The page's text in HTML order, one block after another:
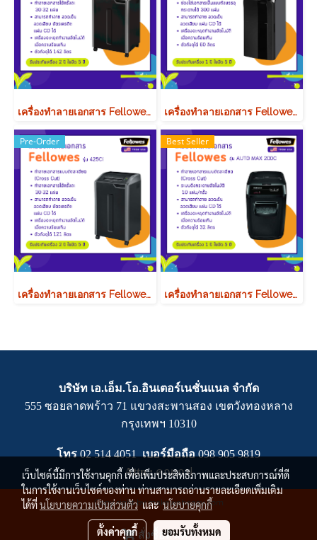
สั่งซื้อสินค้า
เครื่องทำลายเอกสาร Fellowes รุ่น 485Ci เครื่องทำลายเอกสาร Fellowes รุ่น AUTOMAX 350C (ทำลายแบบ AUTO)
Pre-Order
เครื่องทำลายเอกสาร Fellowes รุ่น 425Ci
Best Seller
เครื่องทำลายเอกสาร Fellowes รุ่น AUTOMAX 200C (ทำลายแบบ AUTO)
บริษัท เอ.เอ็ม.โอ.อินเตอร์เนชั่นแนล จำกัด
555 ซอยลาดพร้าว 71 แขวงสะพานสอง เขตวังทองหลาง
กรุงเทพฯ 10310
โทร02 514 4051เบอร์มือถือ 098 905 9819
Attn :คุณเกฟ
Copy right by makewebeasy.com
ผู้เข้าชมวันนี้ 308
เว็บไซต์นี้มีการใช้งานคุกกี้ เพื่อเพิ่มประสิทธิภาพและประสบการณ์ที่ดี
ในการใช้งานเว็บไซต์ของท่าน ท่านสามารถอ่านรายละเอียดเพิ่มเติม
ได้ที่นโยบายความเป็นส่วนตัว และนโยบายคุกกี้
ตั้งค่าคุกกี้ ยอมรับทั้งหมด